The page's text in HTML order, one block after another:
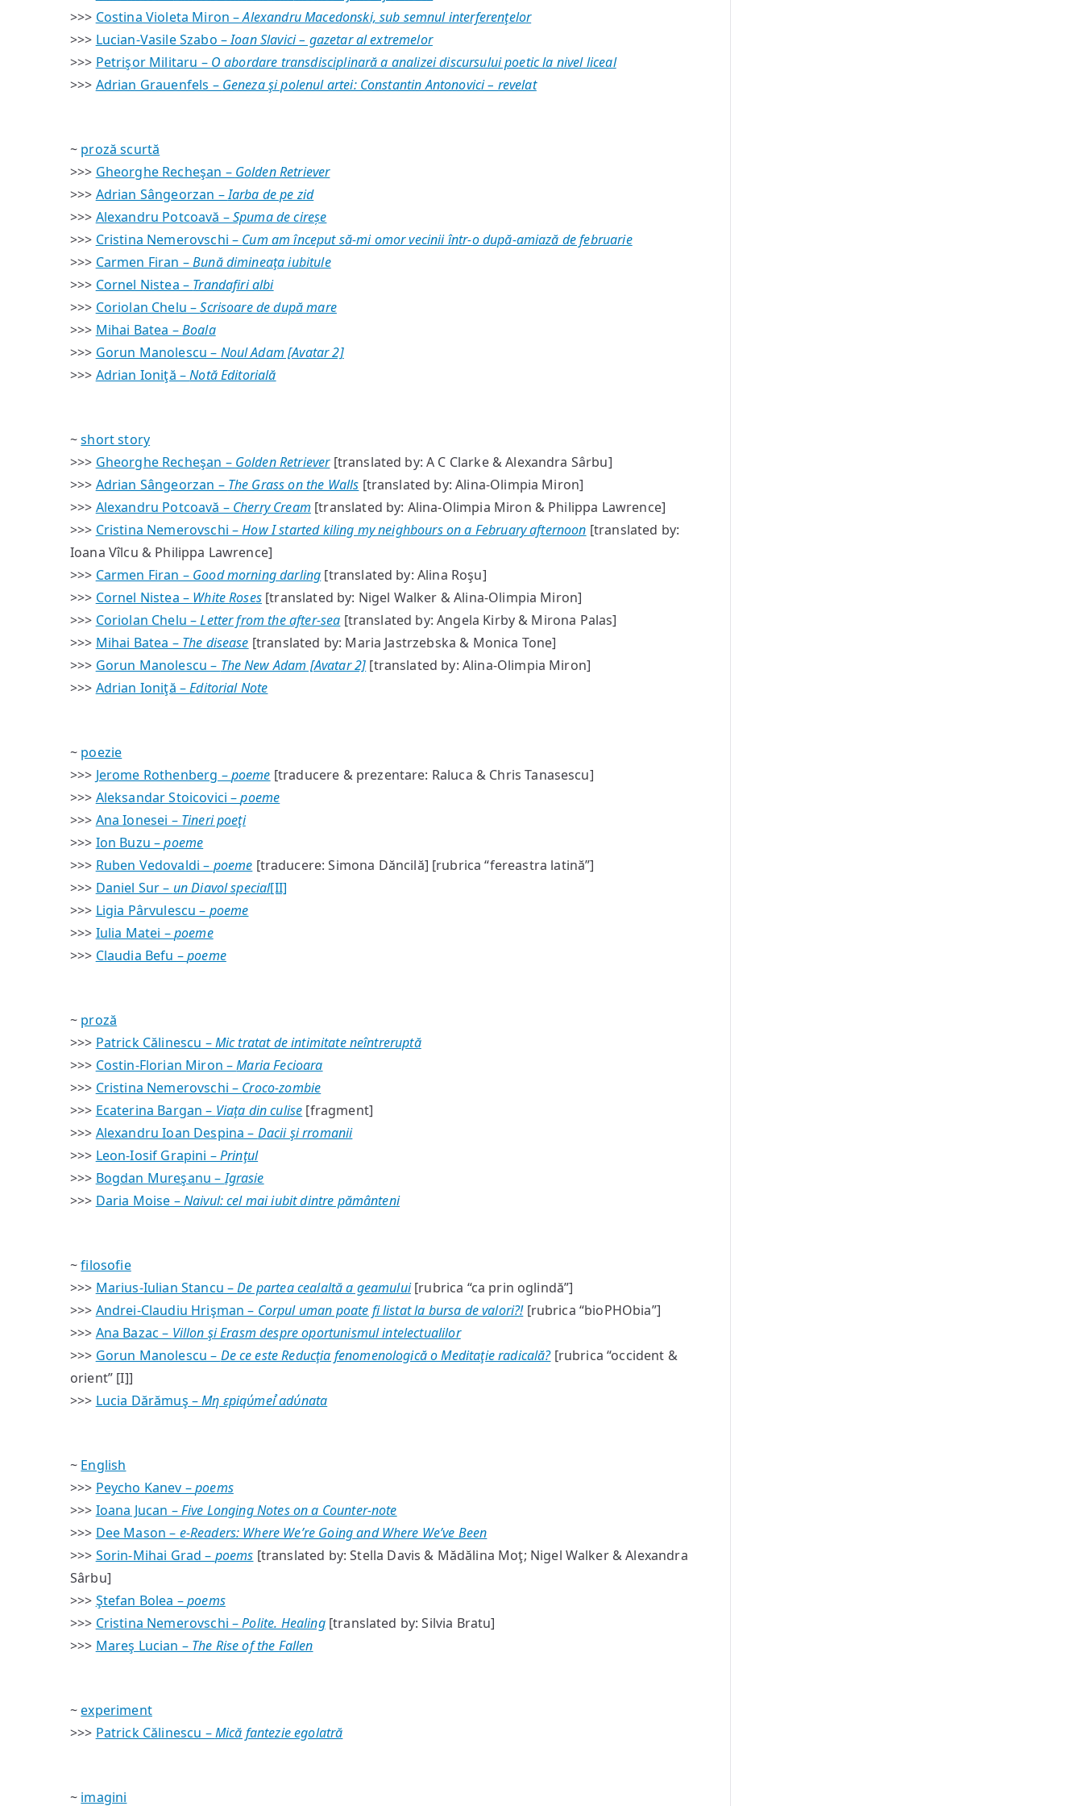
>>> Costina Violeta Miron –Alexandru Macedonski, sub semnul interferenţelor
>>> Lucian-Vasile Szabo –Ioan Slavici – gazetar al extremelor
>>> Petrişor Militaru – O abordare transdisciplinară a analizei discursului poetic la nivel liceal
>>> Adrian Grauenfels – Geneza şi polenul artei: Constantin Antonovici – revelat
~ proză scurtă
>>> Gheorghe Recheşan – Golden Retriever
>>> Adrian Sângeorzan –Iarba de pe zid
>>> Alexandru Potcoavă –Spuma de cireșe
>>> Cristina Nemerovschi – Cum am început să-mi omor vecinii într-o după-amiază de februarie
>>> Carmen Firan –Bună dimineaţa iubitule
>>> Cornel Nistea – Trandafiri albi
>>> Coriolan Chelu –Scrisoare de după mare
>>> Mihai Batea –Boala
>>> Gorun Manolescu – Noul Adam [Avatar 2]
>>> Adrian Ioniţă –Notă Editorială
~short story
>>> Gheorghe Recheşan – Golden Retriever[translated by: A C Clarke & Alexandra Sârbu]
>>> Adrian Sângeorzan – The Grass on the Walls [translated by: Alina-Olimpia Miron]
>>> Alexandru Potcoavă – Cherry Cream [translated by: Alina-Olimpia Miron & Philippa Lawrence]
>>> Cristina Nemerovschi –How I started kiling my neighbours on a February afternoon [translated by:
Ioana Vîlcu & Philippa Lawrence]
>>> Carmen Firan – Good morning darling [translated by: Alina Roşu]
>>> Cornel Nistea – White Roses[translated by: Nigel Walker & Alina-Olimpia Miron]
>>> Coriolan Chelu –Letter from the after-sea [translated by: Angela Kirby & Mirona Palas]
>>> Mihai Batea – The disease [translated by: Maria Jastrzebska & Monica Tone]
>>> Gorun Manolescu – The New Adam [Avatar 2] [translated by: Alina-Olimpia Miron]
>>> Adrian Ioniţă –Editorial Note
~ poezie
>>> Jerome Rothenberg –poeme [traducere & prezentare: Raluca & Chris Tanasescu]
>>> Aleksandar Stoicovici –poeme
>>> Ana Ionesei – Tineri poeţi
>>> Ion Buzu –poeme
>>> Ruben Vedovaldi – poeme [traducere: Simona Dăncilă] [rubrica “fereastra latină”]
>>> Daniel Sur – un Diavol special[II]
>>> Ligia Pârvulescu – poeme
>>> Iulia Matei –poeme
>>> Claudia Befu –poeme
~ proză
>>> Patrick Călinescu –Mic tratat de intimitate neîntreruptă
>>> Costin-Florian Miron –Maria Fecioara
>>> Cristina Nemerovschi – Croco-zombie
>>> Ecaterina Bargan – Viaţa din culise [fragment]
>>> Alexandru Ioan Despina – Dacii şi rromanii
>>> Leon-Iosif Grapini –Prinţul
>>> Bogdan Mureşanu –Igrasie
>>> Daria Moise –Naivul: cel mai iubit dintre pământeni
~filosofie
>>> Marius-Iulian Stancu –De partea cealaltă a geamului[rubrica “ca prin oglindă”]
>>> Andrei-Claudiu Hrişman – Corpul uman poate fi listat la bursa de valori?![rubrica “bioPHObia”]
>>> Ana Bazac – Villon şi Erasm despre oportunismul intelectualilor
>>> Gorun Manolescu – De ce este Reducţia fenomenologică o Meditaţie radicală?[rubrica “occident &
orient” [I]]
>>> Lucia Dărămuş –Mη εpiqύmei ̉αdύnata
~ English
>>> Peycho Kanev –poems
>>> Ioana Jucan –Five Longing Notes on a Counter-note
>>> Dee Mason – e-Readers: Where We’re Going and Where We’ve Been
>>> Sorin-Mihai Grad – poems [translated by: Stella Davis & Mădălina Moţ; Nigel Walker & Alexandra
Sârbu]
>>> Ştefan Bolea –poems
>>> Cristina Nemerovschi –Polite. Healing[translated by: Silvia Bratu]
>>> Mareş Lucian – The Rise of the Fallen
~experiment
>>> Patrick Călinescu –Mică fantezie egolatră
~ imagini